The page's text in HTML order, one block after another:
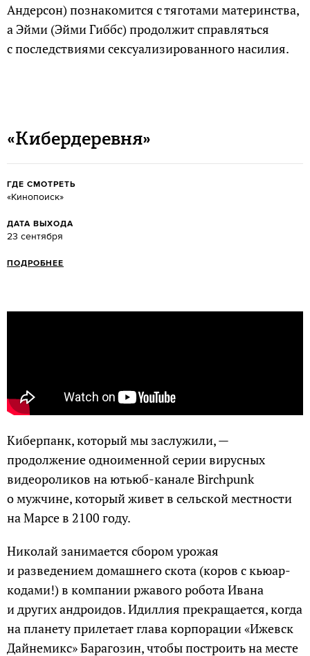
Андерсон) познакомится с тяготами материнства,
а Эйми (Эйми Гиббс) продолжит справляться
с последствиями сексуализированного насилия.
«Кибердеревня»
ГДЕ СМОТРЕТЬ
«Кинопоиск»
ДАТА ВЫХОДА
23 сентября
ПОДРОБНЕЕ
Киберпанк, который мы заслужили, —
продолжение одноименной серии вирусных
видеороликов на ютьюб-канале Birchpunk
о мужчине, который живет в сельской местности
на Марсе в 2100 году.
Николай занимается сбором урожая
и разведением домашнего скота (коров с кьюар-
кодами!) в компании ржавого робота Ивана
и других андроидов. Идиллия прекращается, когда
на планету прилетает глава корпорации «Ижевск
Дайнемикс» Барагозин, чтобы построить на месте